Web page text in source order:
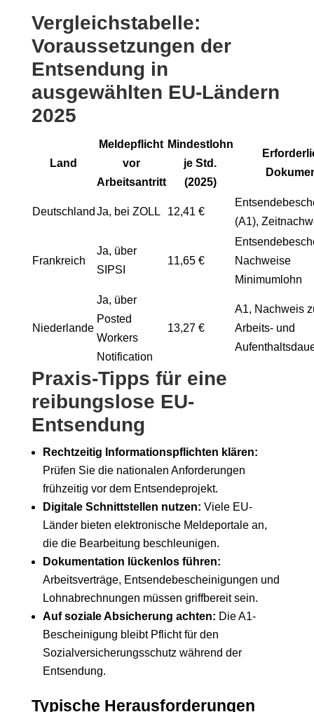
Vergleichstabelle:
Voraussetzungen der
Entsendung in
ausgewählten EU-Ländern
2025
Land
Meldepflicht
vor
Arbeitsantritt
Mindestlohn
je Std.
(2025)
Deutschland Ja, bei ZOLL 12,41 €
(A1),
Frankreich
Ja, über
SIPSI
11,65 €
Nachweise
Minimumlohn
Niederlande
Ja, über
Posted
Workers
Notification
13,27 €
A1, Nachweis
Arbeits- und
Praxis-Tipps für eine
reibungslose EU-
Entsendung
Rechtzeitig Informationspflichten klären:
Prüfen Sie die nationalen Anforderungen
frühzeitig vor dem Entsendeprojekt.
Digitale Schnittstellen nutzen: Viele EU-
Länder bieten elektronische Meldeportale an,
die die Bearbeitung beschleunigen.
Dokumentation lückenlos führen:
Arbeitsverträge, Entsendebescheinigungen und
Lohnabrechnungen müssen griffbereit sein.
Auf soziale Absicherung achten: Die A1-
Bescheinigung bleibt Pflicht für den
Sozialversicherungsschutz während der
Entsendung.
Typische Herausforderungen